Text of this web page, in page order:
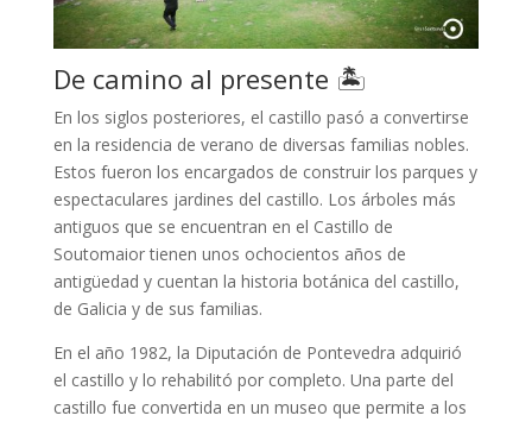
De camino al presente 🏝️
En los siglos posteriores, el castillo pasó a convertirse
en la residencia de verano de diversas familias nobles.
Estos fueron los encargados de construir los parques y
espectaculares jardines del castillo. Los árboles más
antiguos que se encuentran en el Castillo de
Soutomaior tienen unos ochocientos años de
antigüedad y cuentan la historia botánica del castillo,
de Galicia y de sus familias.
En el año 1982, la Diputación de Pontevedra adquirió
el castillo y lo rehabilitó por completo. Una parte del
castillo fue convertida en un museo que permite a los